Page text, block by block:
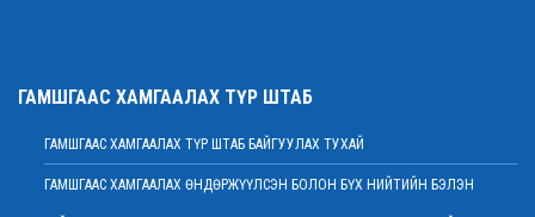
МЭДЭГДЭЛ
2022 оны 01 сарын 20
Ерөнхий шүүгч Д.Ганзориг Европын Холбооноос Монгол Улсад суугаа
ГАМШГААС ХАМГААЛАХ ТҮР ШТАБ
ГАМШГААС ХАМГААЛАХ ТҮР ШТАБ БАЙГУУЛАХ ТУХАЙ
ГАМШГААС ХАМГААЛАХ ӨНДӨРЖҮҮЛСЭН БОЛОН БҮХ НИЙТИЙН БЭЛЭН